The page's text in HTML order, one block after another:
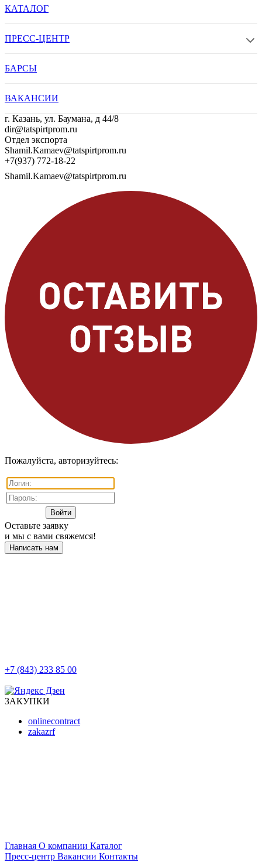
КАТАЛОГ
ПРЕСС-ЦЕНТР
БАРСЫ
ВАКАНСИИ
г. Казань, ул. Баумана, д 44/8
dir@tatspirtprom.ru
Отдел экспорта
Shamil.Kamaev@tatspirtprom.ru
+7(937) 772-18-22
Shamil.Kamaev@tatspirtprom.ru
Пожалуйста, авторизуйтесь:
Оставьте заявку
и мы с вами свяжемся!
Написать нам
+7 (843) 233 85 00
ЗАКУПКИ
onlinecontract
zakazrf
Главная О компании Каталог
Пресс-центр Вакансии Контакты